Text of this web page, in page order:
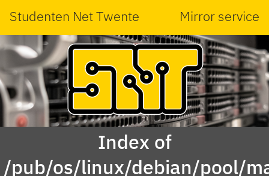
Studenten Net Twente Mirror service
Index of
/pub/os/linux/debian/pool/